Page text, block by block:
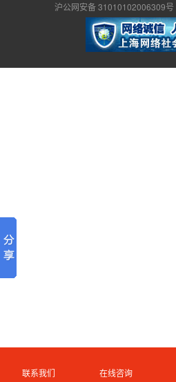
沪公网安备 31010102006309号
联系我们 在线咨询